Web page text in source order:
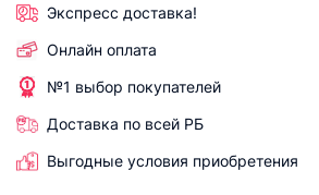
Экспресс доставка!
Онлайн оплата
№1 выбор покупателей
Доставка по всей РБ
Выгодные условия приобретения